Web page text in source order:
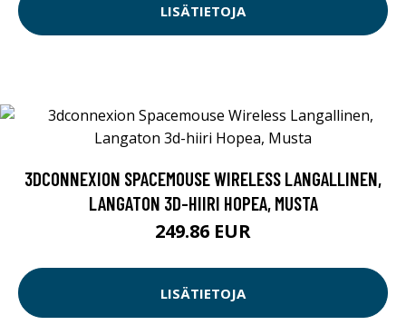
LISÄTIETOJA
3DCONNEXION SPACEMOUSE WIRELESS LANGALLINEN,
LANGATON 3D-HIIRI HOPEA, MUSTA
249.86 EUR
LISÄTIETOJA